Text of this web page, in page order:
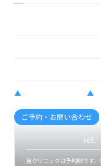
▲ ▲
ご予約・お問い合わせ
tel.
当クリニックは予約制です